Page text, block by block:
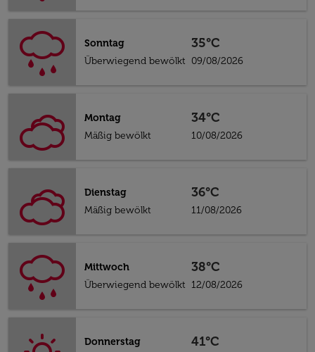
Sonntag
Überwiegend bewölkt
35°C
09/08/2026
Montag
Mäßig bewölkt
34°C
10/08/2026
Dienstag
Mäßig bewölkt
36°C
11/08/2026
Mittwoch
Überwiegend bewölkt
38°C
12/08/2026
Donnerstag
41°C